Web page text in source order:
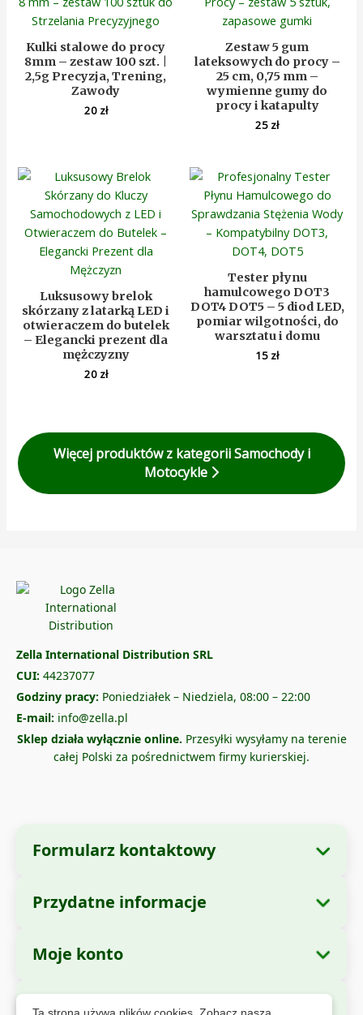
Kulki stalowe do procy
8mm – zestaw 100 szt. |
2,5g Precyzja, Trening,
Zawody
20 zł
Zestaw 5 gum
lateksowych do procy –
25 cm, 0,75 mm –
wymienne gumy do
procy i katapulty
25 zł
Luksusowy brelok
skórzany z latarką LED i
otwieraczem do butelek
– Elegancki prezent dla
mężczyzny
20 zł
Tester płynu
hamulcowego DOT3
DOT4 DOT5 – 5 diod LED,
pomiar wilgotności, do
warsztatu i domu
15 zł
Więcej produktów z kategorii Samochody i
Motocykle
Zella International Distribution SRL
CUI: 44237077
Godziny pracy: Poniedziałek – Niedziela, 08:00 – 22:00
E-mail: info@zella.pl
Sklep działa wyłącznie online. Przesyłki wysyłamy na terenie
całej Polski za pośrednictwem firmy kurierskiej.
Formularz kontaktowy
Dane firmy
Nazwa firmy:
SRL
Siedziba:Strada Cuza Voda nr. 97, Sector 4,
Przydatne informacje
Jak zamawiać?
Metody płatności
Moje konto
Moje zamówienia
Bezpieczne płatności